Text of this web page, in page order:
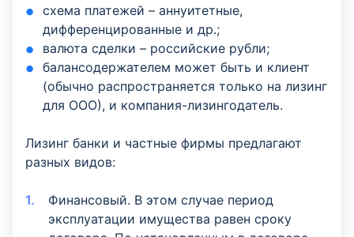
схема платежей – аннуитетные,
дифференцированные и др.;
валюта сделки – российские рубли;
балансодержателем может быть и клиент
(обычно распространяется только на лизинг
для ООО), и компания-лизингодатель.
Лизинг банки и частные фирмы предлагают
разных видов:
Финансовый. В этом случае период
эксплуатации имущества равен сроку